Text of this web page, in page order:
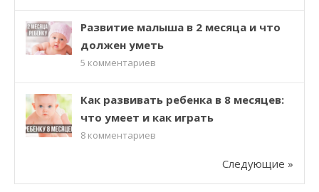
Развитие малыша в 2 месяца и что
должен уметь
5 комментариев
Как развивать ребенка в 8 месяцев:
что умеет и как играть
8 комментариев
Следующие »